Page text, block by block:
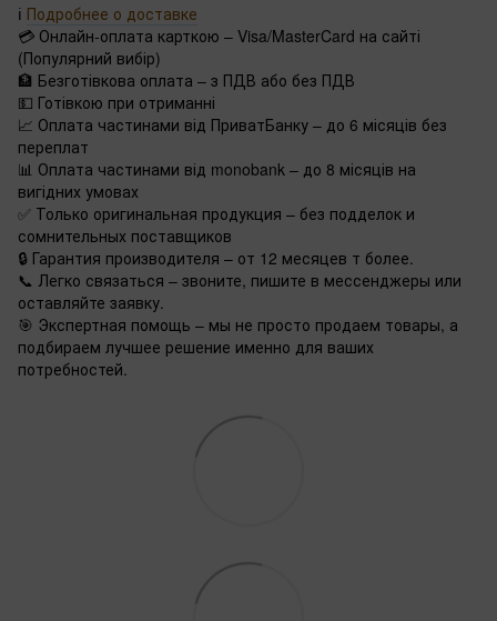
ℹ️ Подробнее о доставке
💳 Онлайн-оплата карткою – Visa/MasterCard на сайті
(Популярний вибір)
🏦 Безготівкова оплата – з ПДВ або без ПДВ
💵 Готівкою при отриманні
📈 Оплата частинами від ПриватБанку – до 6 місяців без
переплат
📊 Оплата частинами від monobank – до 8 місяців на
вигідних умовах
✅ Только оригинальная продукция – без подделок и
сомнительных поставщиков
🔒 Гарантия производителя – от 12 месяцев т более.
📞 Легко связаться – звоните, пишите в мессенджеры или
оставляйте заявку.
🎯 Экспертная помощь – мы не просто продаем товары, а
подбираем лучшее решение именно для ваших
потребностей.